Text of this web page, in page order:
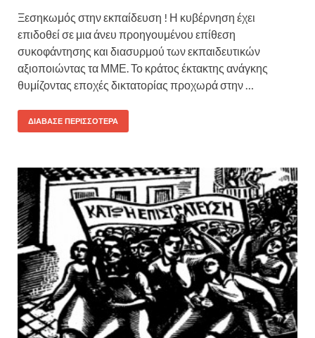
Ξεσηκωμός στην εκπαίδευση ! Η κυβέρνηση έχει
επιδοθεί σε μια άνευ προηγουμένου επίθεση
συκοφάντησης και διασυρμού των εκπαιδευτικών
αξιοποιώντας τα ΜΜΕ. Το κράτος έκτακτης ανάγκης
θυμίζοντας εποχές δικτατορίας προχωρά στην …
ΔΙΆΒΑΣΕ ΠΕΡΙΣΣΌΤΕΡΑ